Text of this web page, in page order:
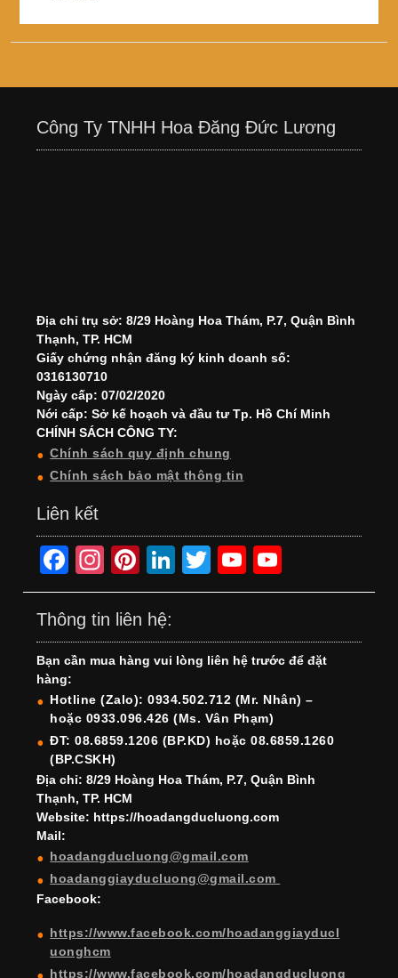
Công Ty TNHH Hoa Đăng Đức Lương
Địa chỉ trụ sở: 8/29 Hoàng Hoa Thám, P.7, Quận Bình
Thạnh, TP. HCM
Giấy chứng nhận đăng ký kinh doanh số:
0316130710
Ngày cấp: 07/02/2020
Nới cấp: Sở kế hoạch và đầu tư Tp. Hồ Chí Minh
CHÍNH SÁCH CÔNG TY:
Chính sách quy định chung
Chính sách bảo mật thông tin
Liên kết
F
a
c
e
b
o
o
k
In
st
a
gr
a
m
Pi
nt
er
e
st
Li
n
e
dI
n
T
wi
er
Y
o
T
u
b
e
o
T
u
b
e
h
Thông tin liên hệ:
Bạn cần mua hàng vui lòng liên hệ trước để đặt
hàng:
Hotline (Zalo): 0934.502.712 (Mr. Nhân) –
hoặc 0933.096.426 (Ms. Vân Phạm)
ĐT: 08.6859.1206 (BP.KD) hoặc 08.6859.1260
(BP.CSKH)
Địa chỉ: 8/29 Hoàng Hoa Thám, P.7, Quận Bình
Thạnh, TP. HCM
Website: https://hoadangducluong.com
Mail:
hoadangducluong@gmail.com
hoadanggiayducluong@gmail.com
Facebook:
https://www.facebook.com/hoadanggiayducl
uonghcm
https://www.facebook.com/hoadangducluong